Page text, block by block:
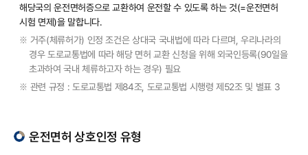
해당국의 운전면허증으로 교환하여 운전할 수 있도록 하는 것(=운전면허
시험 면제)을 말합니다.
※ 거주(체류허가) 인정 조건은 상대국 국내법에 따라 다르며, 우리나라의
경우 도로교통법에 따라 해당 면허 교환 신청을 위해 외국인등록(90일을
초과하여 국내 체류하고자 하는 경우) 필요
※ 관련 규정 : 도로교통법 제84조, 도로교통법 시행령 제52조 및 별표 3
운전면허 상호인정 유형